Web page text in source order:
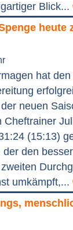
Blick...
heute
hat den
neuen
Cheftrainer
(15:13)
den
umkämpft,...